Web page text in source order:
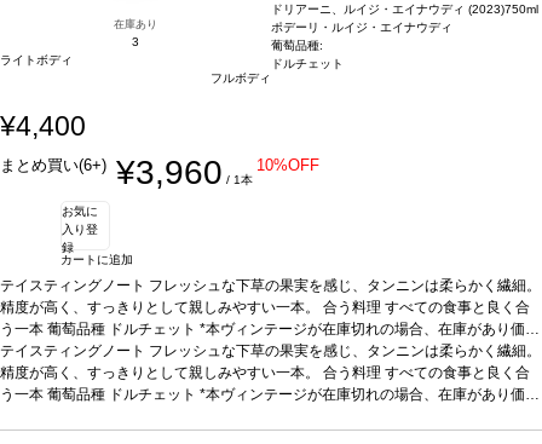
在庫あり
3
ライトボディ
フルボディ
ドリアーニ、ルイジ・エイナウディ (2023)750ml
ポデーリ・ルイジ・エイナウディ
葡萄品種:
ドルチェット
¥4,400
まとめ買い(6+) ¥3,960 / 1本
10%OFF
お気に
入り登
録
カートに追加
テイスティングノート フレッシュな下草の果実を感じ、タンニンは柔らかく繊細。
精度が高く、すっきりとして親しみやすい一本。 合う料理 すべての食事と良く合
う一本 葡萄品種 ドルチェット *本ヴィンテージが在庫切れの場合、在庫があり価格
が同様の場合は自動的に次のヴィンテージに変更されます、ご了承ください。
テイスティングノート フレッシュな下草の果実を感じ、タンニンは柔らかく繊細。
精度が高く、すっきりとして親しみやすい一本。 合う料理 すべての食事と良く合
う一本 葡萄品種 ドルチェット *本ヴィンテージが在庫切れの場合、在庫があり価格